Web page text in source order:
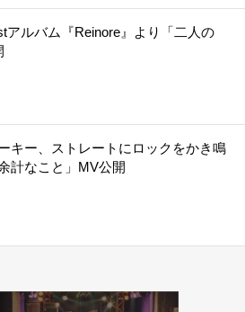
アルバム『Reinore』より「二人の
キー、ストレートにロックをかき鳴
計なこと」MV公開